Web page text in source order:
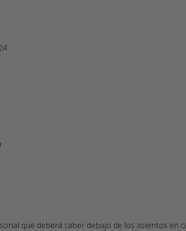
que deberá caber debajo de los asientos en